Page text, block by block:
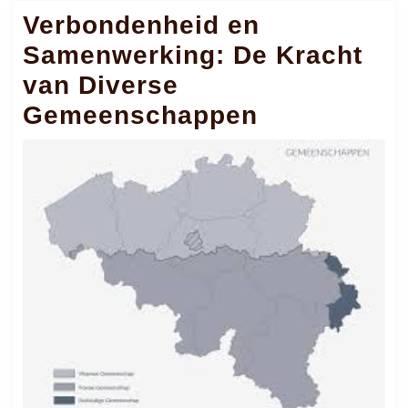
Verbondenheid en
Samenwerking: De Kracht
van Diverse
Gemeenschappen